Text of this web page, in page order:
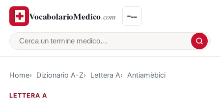
VocabolarioMedico.com
Cerca un termine medico
Home Dizionario A-Z Lettera A Antiamèbici
LETTERA A